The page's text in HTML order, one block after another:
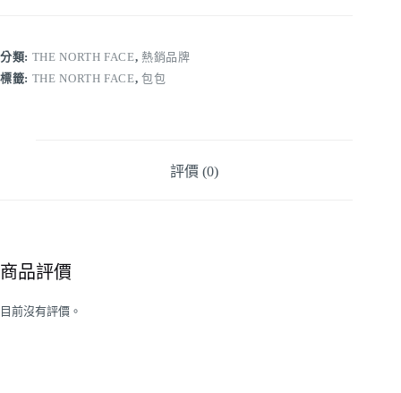
分類: THE NORTH FACE, 熱銷品牌
標籤: THE NORTH FACE,包包
評價 (0)
商品評價
目前沒有評價。